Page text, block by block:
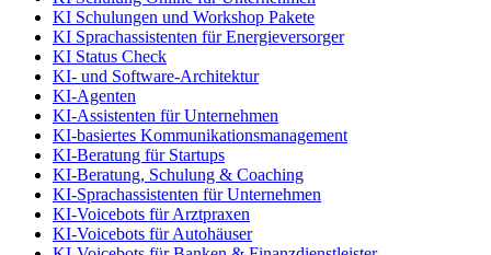
KI Schulungen und Workshop Pakete
KI Sprachassistenten für Energieversorger
KI Status Check
KI- und Software-Architektur
KI-Agenten
KI-Assistenten für Unternehmen
KI-basiertes Kommunikationsmanagement
KI-Beratung für Startups
KI-Beratung, Schulung & Coaching
KI-Sprachassistenten für Unternehmen
KI-Voicebots für Arztpraxen
KI-Voicebots für Autohäuser